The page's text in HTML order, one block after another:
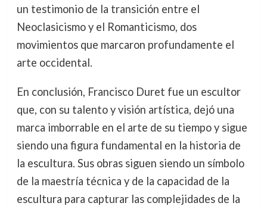
un testimonio de la transición entre el
Neoclasicismo y el Romanticismo, dos
movimientos que marcaron profundamente el
arte occidental.
En conclusión, Francisco Duret fue un escultor
que, con su talento y visión artística, dejó una
marca imborrable en el arte de su tiempo y sigue
siendo una figura fundamental en la historia de
la escultura. Sus obras siguen siendo un símbolo
de la maestría técnica y de la capacidad de la
escultura para capturar las complejidades de la